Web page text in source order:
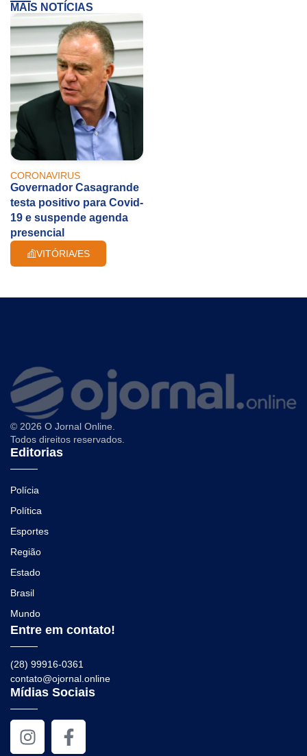
MAIS NOTÍCIAS
CORONAVIRUS
Governador Casagrande
testa positivo para Covid-
19 e suspende agenda
presencial
VITÓRIA/ES
© 2026 O Jornal Online.
Todos direitos reservados.
Editorias
Polícia
Política
Esportes
Região
Estado
Brasil
Mundo
Entre em contato!
(28) 99916-0361
contato@ojornal.online
Mídias Sociais